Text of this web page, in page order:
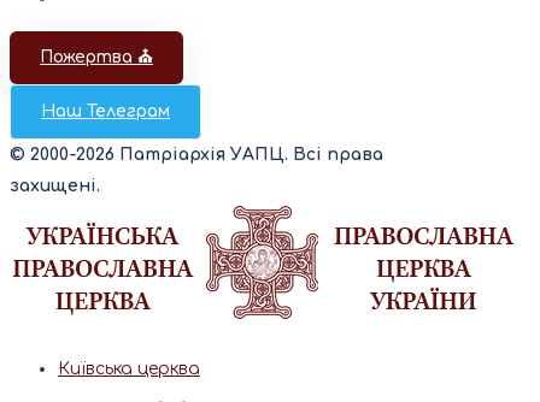
Пожертва ⛪️
Наш Телеграм
© 2000-2026 Патріархія УАПЦ. Всі права
захищені.
Київська церква